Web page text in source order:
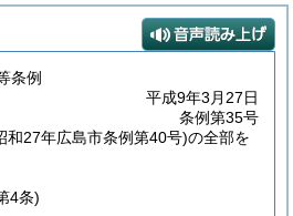
条例
平成9年3月27日
条例第35号
和27年広島市条例第40号)の全部を
4条)